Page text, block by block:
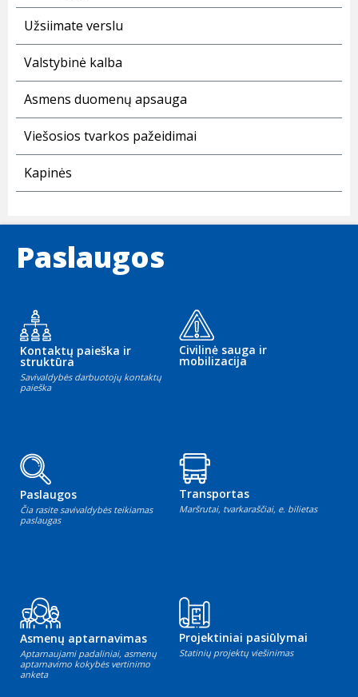
Užsiimate verslu
Valstybinė kalba
Asmens duomenų apsauga
Viešosios tvarkos pažeidimai
Kapinės
Paslaugos
Kontaktų paieška ir
struktūra
Savivaldybės darbuotojų kontaktų
paieška
Civilinė sauga ir
mobilizacija
Paslaugos
Čia rasite savivaldybės teikiamas
paslaugas
Transportas
Maršrutai, tvarkaraščiai, e. bilietas
Asmenų aptarnavimas
Aptarnaujami padaliniai, asmenų
aptarnavimo kokybės vertinimo
anketa
Projektiniai pasiūlymai
Statinių projektų viešinimas